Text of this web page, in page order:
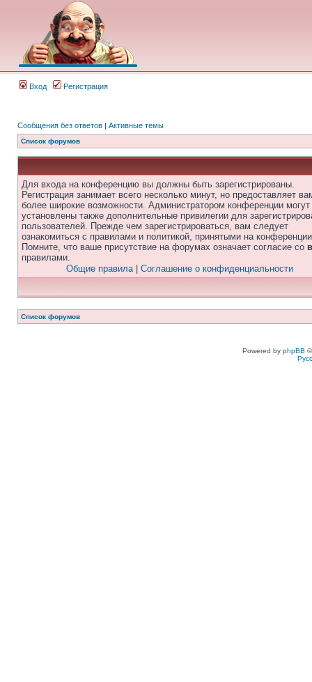
Вход Регистрация
Сообщения без ответов | Активные темы
Список форумов
Для входа на конференцию вы должны быть зарегистрированы.
Регистрация занимает всего несколько минут, но предоставляет
более широкие возможности. Администратором конференции
установлены также дополнительные привилегии для
пользователей. Прежде чем зарегистрироваться, вам следует
ознакомиться с правилами и политикой, принятыми на
Помните, что ваше присутствие на форумах означает согласие со
правилами.
Общие правила| Соглашение о конфиденциальности
Список форумов
Powered by phpBB